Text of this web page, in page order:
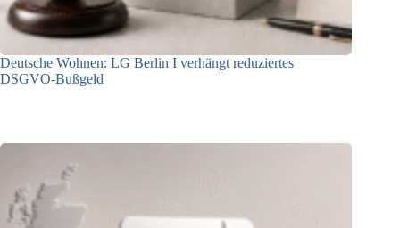
Deutsche Wohnen: LG Berlin I verhängt reduziertes
DSGVO-Bußgeld